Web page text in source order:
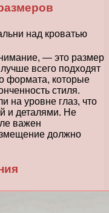
— это размер
всего подходят
формата, которые
стиля.
на уровне глаз, что
и деталями. Не
важен
должно